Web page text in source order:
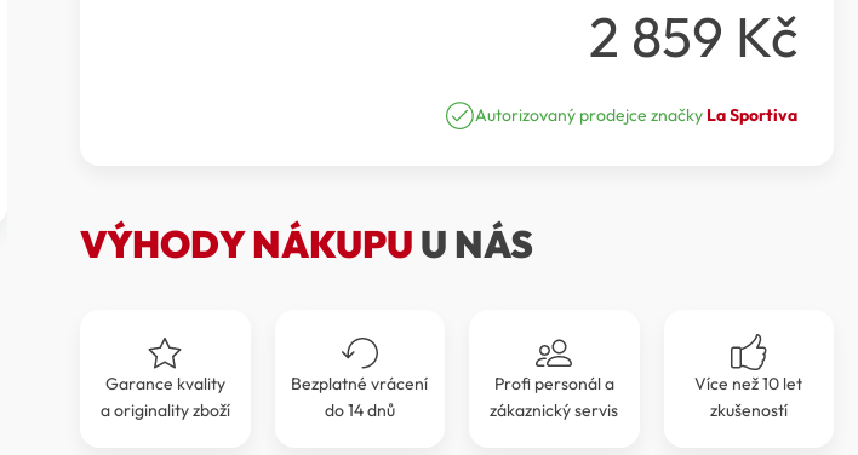
2 859 Kč
Autorizovaný prodejce značky La Sportiva
VÝHODY NÁKUPU U NÁS
Garance kvality
a originality zboží
Bezplatné vrácení
do 14 dnů
Profi personál a
zákaznický servis
Více než 10 let
zkušeností